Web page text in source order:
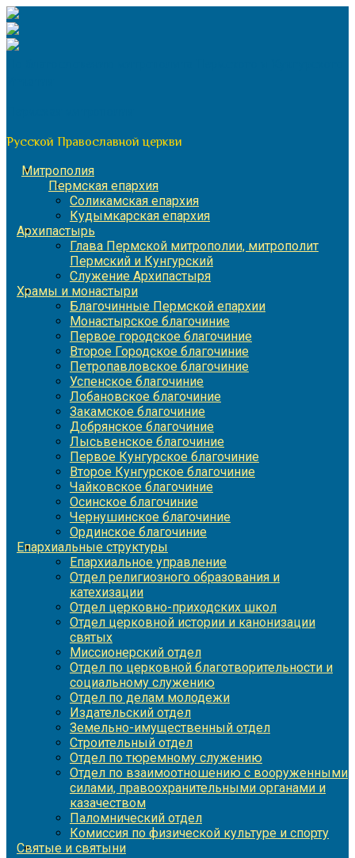
Перейти
к
содержимому
Русской Православной церкви
Митрополия
Пермская епархия
Соликамская епархия
Кудымкарская епархия
Архипастырь
Глава Пермской митрополии, митрополит
Пермский и Кунгурский
Служение Архипастыря
Храмы и монастыри
Благочинные Пермской епархии
Монастырское благочиние
Первое городское благочиние
Второе Городское благочиние
Петропавловское благочиние
Успенское благочиние
Лобановское благочиние
Закамское благочиние
Добрянское благочиние
Лысьвенское благочиние
Первое Кунгурское благочиние
Второе Кунгурское благочиние
Чайковское благочиние
Осинское благочиние
Чернушинское благочиние
Ординское благочиние
Епархиальные структуры
Епархиальное управление
Отдел религиозного образования и
катехизации
Отдел церковно-приходских школ
Отдел церковной истории и канонизации
святых
Миссионерский отдел
Отдел по церковной благотворительности и
социальному служению
Отдел по делам молодежи
Издательский отдел
Земельно-имущественный отдел
Строительный отдел
Отдел по тюремному служению
Отдел по взаимоотношению с вооруженными
силами, правоохранительными органами и
казачеством
Паломнический отдел
Комиссия по физической культуре и спорту
Святые и святыни